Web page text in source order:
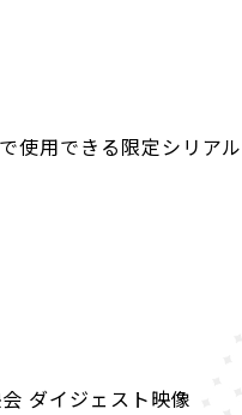
使用できる限定シリア
ダイジェスト映像